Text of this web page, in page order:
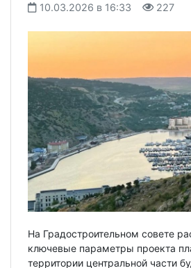
10.03.2026 в 16:33 227
На Градостроительном совете
ключевые параметры проекта
территории центральной части